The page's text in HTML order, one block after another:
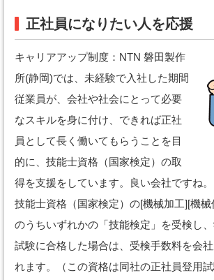
正社員になりたい人を応援
キャリアアップ制度：NTN 磐田製作
所(静岡)では、未経験で入社した期間
従業員が、会社や社会にとって必要
なスキルを身に付け、できれば正社
員として長く働いてもらうことを目
的に、技能士資格（国家検定）の取
得を支援をしています。良い会社ですね。
技能士資格（国家検定）の[機械加工][機械
のうちいずれかの「技能検定」を受検し
試験に合格した場合は、受検手数料を会
れます。（この資格は同社の正社員登用